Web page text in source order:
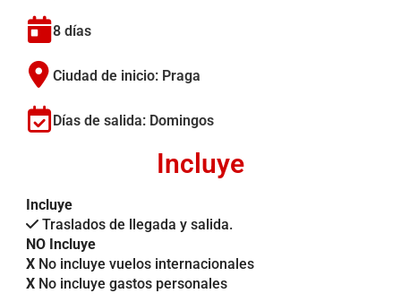
8 días
Ciudad de inicio: Praga
Días de salida: Domingos
Incluye
Incluye
Traslados de llegada y salida.
NO Incluye
XNo incluye vuelos internacionales
XNo incluye gastos personales